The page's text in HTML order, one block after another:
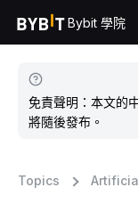
Bybit 學院
免責聲明：本文的
將隨後發布。
Topics